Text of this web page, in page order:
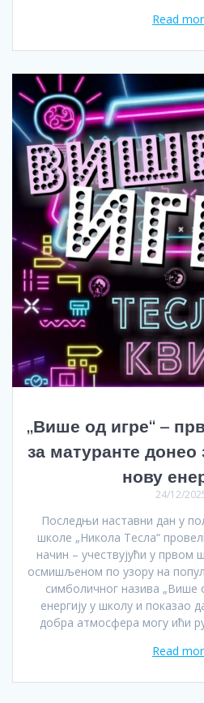
Read
„Више од игре“ –
за матуранте донео
нову
24/12/
Последњи наставни дан у
школе „Никола Тесла“
начин – учествујући у првом
осмишљеном по узору на
симболичног назива „Више
енергију у школу и показао
добра атмосфера могу ићи
Read